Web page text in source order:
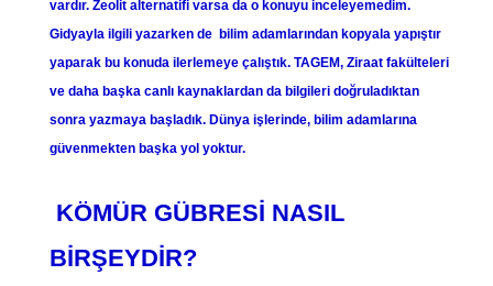
vardır. Zeolit alternatifi varsa da o konuyu inceleyemedim.
Gidyayla ilgili yazarken de bilim adamlarından kopyala yapıştır
yaparak bu konuda ilerlemeye çalıştık. TAGEM, Ziraat fakülteleri
ve daha başka canlı kaynaklardan da bilgileri doğruladıktan
sonra yazmaya başladık. Dünya işlerinde, bilim adamlarına
güvenmekten başka yol yoktur.
KÖMÜR GÜBRESİ NASIL
BİRŞEYDİR?